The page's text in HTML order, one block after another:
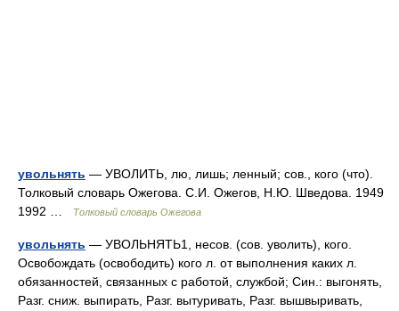
увольнять — УВОЛИТЬ, лю, лишь; ленный; сов., кого (что).
Толковый словарь Ожегова. С.И. Ожегов, Н.Ю. Шведова. 1949
1992 …
Толковый словарь Ожегова
увольнять — УВОЛЬНЯТЬ1, несов. (сов. уволить), кого.
Освобождать (освободить) кого л. от выполнения каких л.
обязанностей, связанных с работой, службой; Син.: выгонять,
Разг. сниж. выпирать, Разг. вытуривать, Разг. вышвыривать,